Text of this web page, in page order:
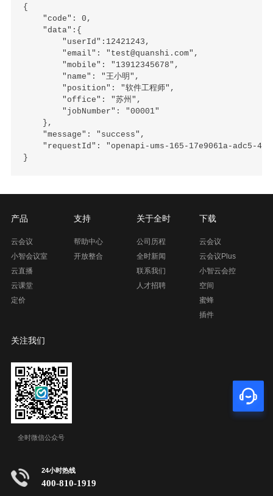
{
    "code": 0,
    "data":{
        "userId":12421243,
        "email": "test@quanshi.com",
        "mobile": "13912345678",
        "name": "王小明",
        "position": "软件工程师",
        "office": "苏州",
        "jobNumber": "00001"
    },
    "message": "success",
"requestId": "openapi-ums-165-17e9061a-adc5-
产品
云会议
小智会议室
云直播
云课堂
定价
支持
帮助中心
开放整合
关于全时
公司历程
全时新闻
联系我们
人才招聘
下载
云会议
云会议Plus
小智云会控
空间
蜜蜂
插件
关注我们
全时微信公众号
24小时热线
400-810-1919